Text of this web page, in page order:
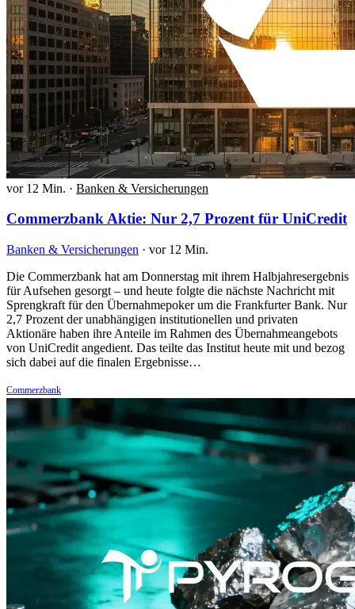
vor 12 Min. · Banken & Versicherungen
Commerzbank Aktie: Nur 2,7 Prozent für UniCredit
Banken & Versicherungen · vor 12 Min.
Die Commerzbank hat am Donnerstag mit ihrem Halbjahresergebnis
für Aufsehen gesorgt – und heute folgte die nächste Nachricht mit
Sprengkraft für den Übernahmepoker um die Frankfurter Bank. Nur
2,7 Prozent der unabhängigen institutionellen und privaten
Aktionäre haben ihre Anteile im Rahmen des Übernahmeangebots
von UniCredit angedient. Das teilte das Institut heute mit und bezog
sich dabei auf die finalen Ergebnisse…
Commerzbank